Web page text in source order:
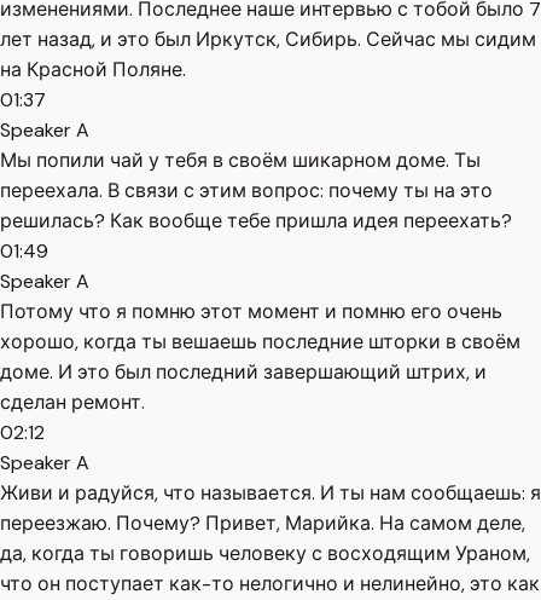
изменениями. Последнее наше интервью с тобой было 7
лет назад, и это был Иркутск, Сибирь. Сейчас мы сидим
на Красной Поляне.
01:37
Speaker A
Мы попили чай у тебя в своём шикарном доме. Ты
переехала. В связи с этим вопрос: почему ты на это
решилась? Как вообще тебе пришла идея переехать?
01:49
Speaker A
Потому что я помню этот момент и помню его очень
хорошо, когда ты вешаешь последние шторки в своём
доме. И это был последний завершающий штрих, и
сделан ремонт.
02:12
Speaker A
Живи и радуйся, что называется. И ты нам сообщаешь: я
переезжаю. Почему? Привет, Марийка. На самом деле,
да, когда ты говоришь человеку с восходящим Ураном,
что он поступает как-то нелогично и нелинейно, это как